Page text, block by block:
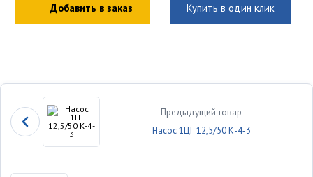
Добавить в заказ Купить в один клик
Предыдущий товар
Насос 1ЦГ 12,5/50 К-4-3